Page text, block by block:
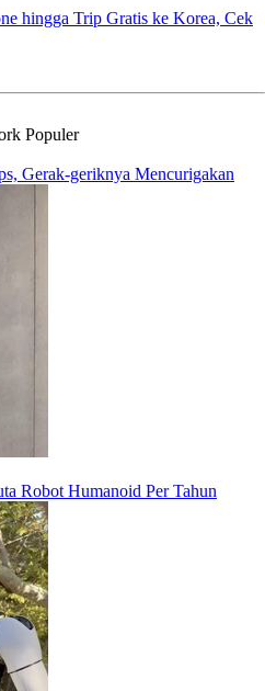
hingga Trip Gratis ke Korea, Cek
Populer
Gerak-geriknya Mencurigakan
Robot Humanoid Per Tahun